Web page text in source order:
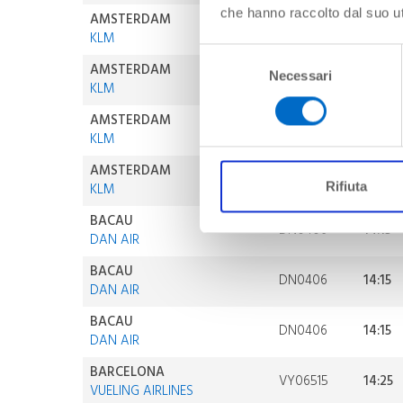
che hanno raccolto dal suo
Necessari
Rifiuta
AMSTERDAM
KLM
AMSTERDAM
KLM
KL01640
AMSTERDAM
KLM
KL01638
AMSTERDAM
KLM
06:05
BACAU
DAN AIR
DN0406 14:15
BACAU
DAN AIR
DN0406 14:15
BACAU
DAN AIR
DN0406 14:15
BARCELONA
VUELING AIRLINES
VY06515 14:25